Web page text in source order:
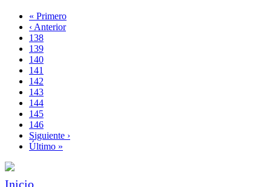
Paginación
Primera
página
« Primero
Página
anterior
‹ Anterior
Page
138
Page
139
Page
140
Page
141
Página
actual
142
Page
143
Page
144
Page
145
Page
146
Siguiente
página
Siguiente ›
Última
Último »
Inicio